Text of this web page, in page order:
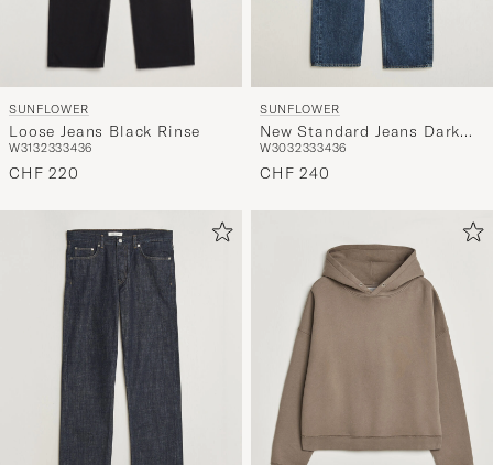
SUNFLOWER
Loose Jeans Black Rinse
W3132333436
CHF 220
SUNFLOWER
New Standard Jeans Dark
Blue Worn
W3032333436
CHF 240